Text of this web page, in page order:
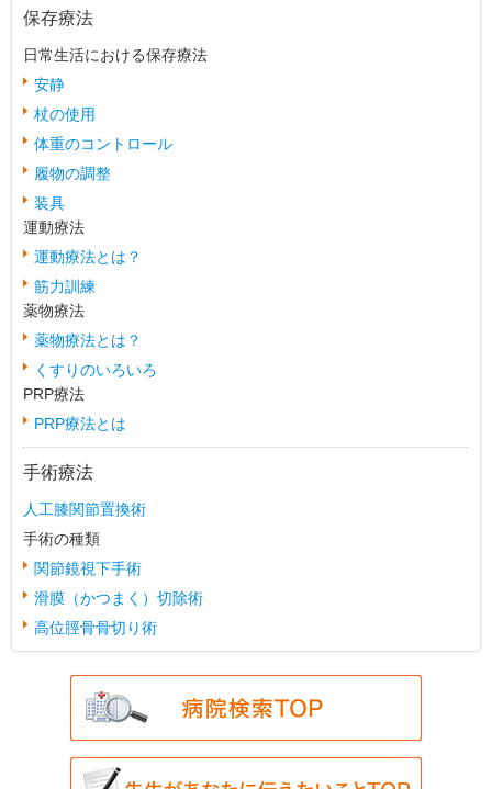
保存療法
日常生活における保存療法
安静
杖の使用
体重のコントロール
履物の調整
装具
運動療法
運動療法とは？
筋力訓練
薬物療法
薬物療法とは？
くすりのいろいろ
PRP療法
PRP療法とは
手術療法
人工膝関節置換術
手術の種類
関節鏡視下手術
滑膜（かつまく）切除術
高位脛骨骨切り術